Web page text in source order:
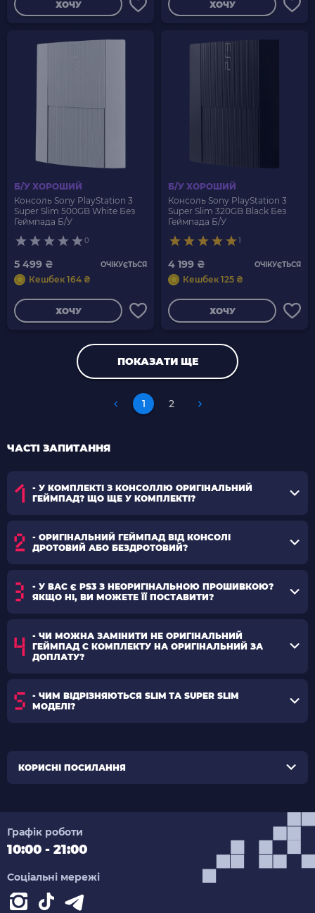
ХОЧУ ХОЧУ
Б/У ХОРОШИЙ
Консоль Sony PlayStation 3
Super Slim 500GB White Без
Геймпада Б/У
0
5 499 ₴ ОЧІКУЄТЬСЯ
Кешбек 164 ₴
ХОЧУ
Б/У ХОРОШИЙ
Консоль Sony PlayStation 3
Super Slim 320GB Black Без
Геймпада Б/У
1
4 199 ₴ ОЧІКУЄТЬСЯ
Кешбек 125 ₴
ХОЧУ
ПОКАЗАТИ ЩЕ
1 2
ЧАСТІ ЗАПИТАННЯ
- У КОМПЛЕКТІ З КОНСОЛЛЮ ОРИГІНАЛЬНИЙ
ГЕЙМПАД? ЩО ЩЕ У КОМПЛЕКТІ?
- ОРИГІНАЛЬНИЙ ГЕЙМПАД ВІД КОНСОЛІ
ДРОТОВИЙ АБО БЕЗДРОТОВИЙ?
- У ВАС Є PS3 З НЕОРИГІНАЛЬНОЮ ПРОШИВКОЮ?
ЯКЩО НІ, ВИ МОЖЕТЕ ЇЇ ПОСТАВИТИ?
- ЧИ МОЖНА ЗАМІНИТИ НЕ ОРИГІНАЛЬНИЙ
ГЕЙМПАД С КОМПЛЕКТУ НА ОРИГІНАЛЬНИЙ ЗА
ДОПЛАТУ?
- ЧИМ ВІДРІЗНЯЮТЬСЯ SLIM ТА SUPER SLIM
МОДЕЛІ?
КОРИСНІ ПОСИЛАННЯ
Графік роботи
10:00 - 21:00
Соціальні мережі